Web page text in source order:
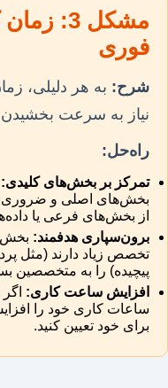
مشکل 3:
فوری
شرح: به هر دلیلی،
نیاز به سرعت بخشیدن
راه‌حل:
تمرکز بر بخش‌های کلیدی:
بخش‌های اصلی و ضروری
از بخش‌های فرعی یا
برون‌سپاری هدفمند:
تخصص زیاد دارند (مثل
پیچیده) را به متخصصین
افزایش ساعت کاری:
ساعات کاری خود را
برای خود تعیین کنید.